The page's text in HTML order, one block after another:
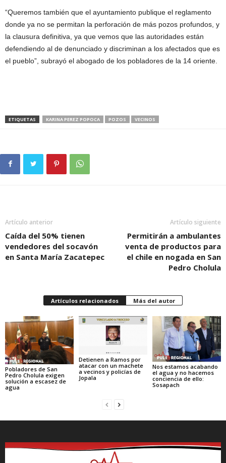
“Queremos también que el ayuntamiento publique el reglamento
donde ya no se permitan la perforación de más pozos profundos, y
la clausura definitiva, ya que vemos que las autoridades están
defendiendo al de denunciado y discriminan a los afectados que es
el pueblo”, subrayó el abogado de los pobladores de la 14 oriente.
ETIQUETAS KARINA PEREZ POPOCA POZOS VECINOS
Artículo anterior
Caída del 50% tienen
vendedores del socavón
en Santa María Zacatepec
Artículo siguiente
Permitirán a ambulantes
venta de productos para
el chile en nogada en San
Pedro Cholula
Artículos relacionados Más del autor
Pobladores de San
Pedro Cholula exigen
solución a escasez de
agua
Detienen a Ramos por
atacar con un machete
a vecinos y policías de
Jopala
Nos estamos acabando
el agua y no hacemos
conciencia de ello:
Sosapach